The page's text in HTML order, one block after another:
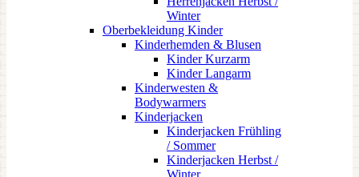
Winter
Oberbekleidung Kinder
Kinderhemden & Blusen
Kinder Kurzarm
Kinder Langarm
Kinderwesten &
Bodywarmers
Kinderjacken
Kinderjacken Frühling
/ Sommer
Kinderjacken Herbst /